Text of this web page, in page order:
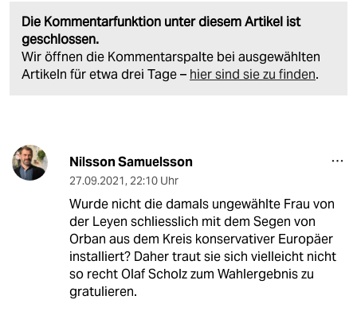
Die Kommentarfunktion unter diesem Artikel ist
geschlossen.
Wir öffnen die Kommentarspalte bei ausgewählten
Artikeln für etwa drei Tage – hier sind sie zu finden.
Nilsson Samuelsson
27.09.2021, 22:10 Uhr
Wurde nicht die damals ungewählte Frau von
der Leyen schliesslich mit dem Segen von
Orban aus dem Kreis konservativer Europäer
installiert? Daher traut sie sich vielleicht nicht
so recht Olaf Scholz zum Wahlergebnis zu
gratulieren.